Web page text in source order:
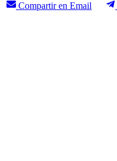
Compartir en Email